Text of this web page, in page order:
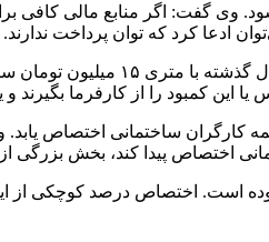
وی گفت: اگر منابع مالی کافی
ادعا کرد که توان پرداخت ندارند.
این کمبود را از کارفرما بگیرند و
کارگران ساختمانی اختصاص
اختصاص پیدا کند، بخش
است. اختصاص درصد کوچکی از